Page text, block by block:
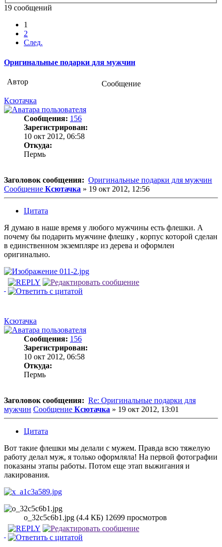
19 сообщений
1
2
След.
Оригинальные подарки для мужчин
Автор
Сообщение
Ксютачка
Сообщения: 156
Зарегистрирован:
10 окт 2012, 06:58
Откуда:
Пермь
Заголовок сообщения: Оригинальные подарки для мужчин
Сообщение Ксютачка » 19 окт 2012, 12:56
Цитата
Я думаю в наше время у любого мужчины есть флешки. А
почему бы подарить мужчине флешку , корпус которой сделан
в единственном экземпляре из дерева и оформлен
оригинально.
Ксютачка
Сообщения: 156
Зарегистрирован:
10 окт 2012, 06:58
Откуда:
Пермь
Заголовок сообщения: Re: Оригинальные подарки для
мужчин Сообщение Ксютачка » 19 окт 2012, 13:01
Цитата
Вот такие флешки мы делали с мужем. Правда всю тяжелую
работу делал муж, я только оформляла! На первой фотографии
показаны этапы работы. Потом еще этап выжигания и
лакирования.
o_32c5c6b1.jpg (4.4 КБ) 12699 просмотров